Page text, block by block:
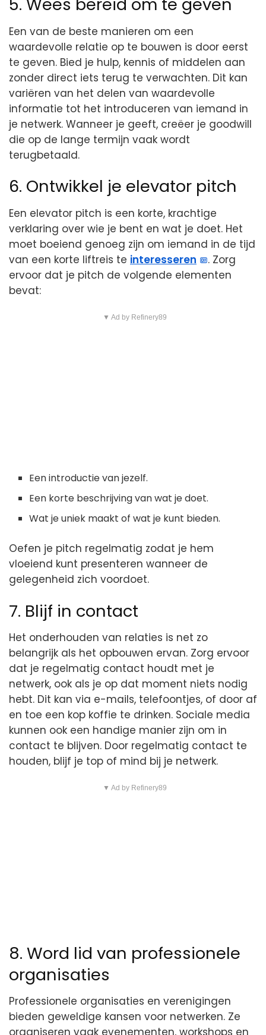
Een van de beste manieren om een
waardevolle relatie op te bouwen is door eerst
te geven. Bied je hulp, kennis of middelen aan
zonder direct iets terug te verwachten. Dit kan
variëren van het delen van waardevolle
informatie tot het introduceren van iemand in
je netwerk. Wanneer je geeft, creëer je goodwill
die op de lange termijn vaak wordt
terugbetaald.
6. Ontwikkel je elevator pitch
Een elevator pitch is een korte, krachtige
verklaring over wie je bent en wat je doet. Het
moet boeiend genoeg zijn om iemand in de tijd
van een korte liftreis te interesseren
. Zorg
ervoor dat je pitch de volgende elementen
bevat:
▼ Ad by Refinery89
Een introductie van jezelf.
Een korte beschrijving van wat je doet.
Wat je uniek maakt of wat je kunt bieden.
Oefen je pitch regelmatig zodat je hem
vloeiend kunt presenteren wanneer de
gelegenheid zich voordoet.
7. Blijf in contact
Het onderhouden van relaties is net zo
belangrijk als het opbouwen ervan. Zorg ervoor
dat je regelmatig contact houdt met je
netwerk, ook als je op dat moment niets nodig
hebt. Dit kan via e-mails, telefoontjes, of door af
en toe een kop koffie te drinken. Sociale media
kunnen ook een handige manier zijn om in
contact te blijven. Door regelmatig contact te
houden, blijf je top of mind bij je netwerk.
▼ Ad by Refinery89
8. Word lid van professionele
organisaties
Professionele organisaties en verenigingen
bieden geweldige kansen voor netwerken. Ze